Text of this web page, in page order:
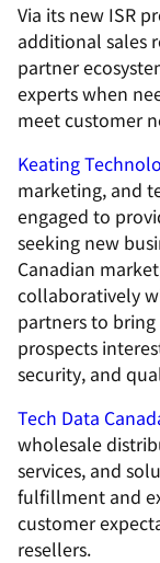
Via its new ISR
additional sales
partner
experts when
meet customer
Keating
marketing, and
engaged to
seeking new
Canadian
collaboratively
partners to
prospects
security, and
Tech Data
wholesale
services, and
fulfillment and
customer
resellers.